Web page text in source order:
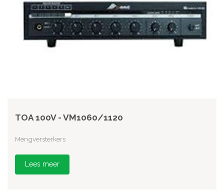
TOA 100V - VM1060/1120
Mengversterkers
Lees meer